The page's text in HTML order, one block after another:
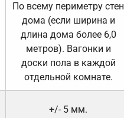
По всему периметру стен
дома (если ширина и
длина дома более 6,0
метров). Вагонки и
доски пола в каждой
отдельной комнате.
+/- 5 мм.